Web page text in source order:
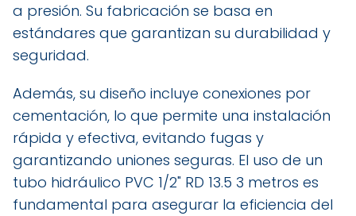
a presión. Su fabricación se basa en
estándares que garantizan su durabilidad y
seguridad.
Además, su diseño incluye conexiones por
cementación, lo que permite una instalación
rápida y efectiva, evitando fugas y
garantizando uniones seguras. El uso de un
tubo hidráulico PVC 1/2" RD 13.5 3 metros es
fundamental para asegurar la eficiencia del